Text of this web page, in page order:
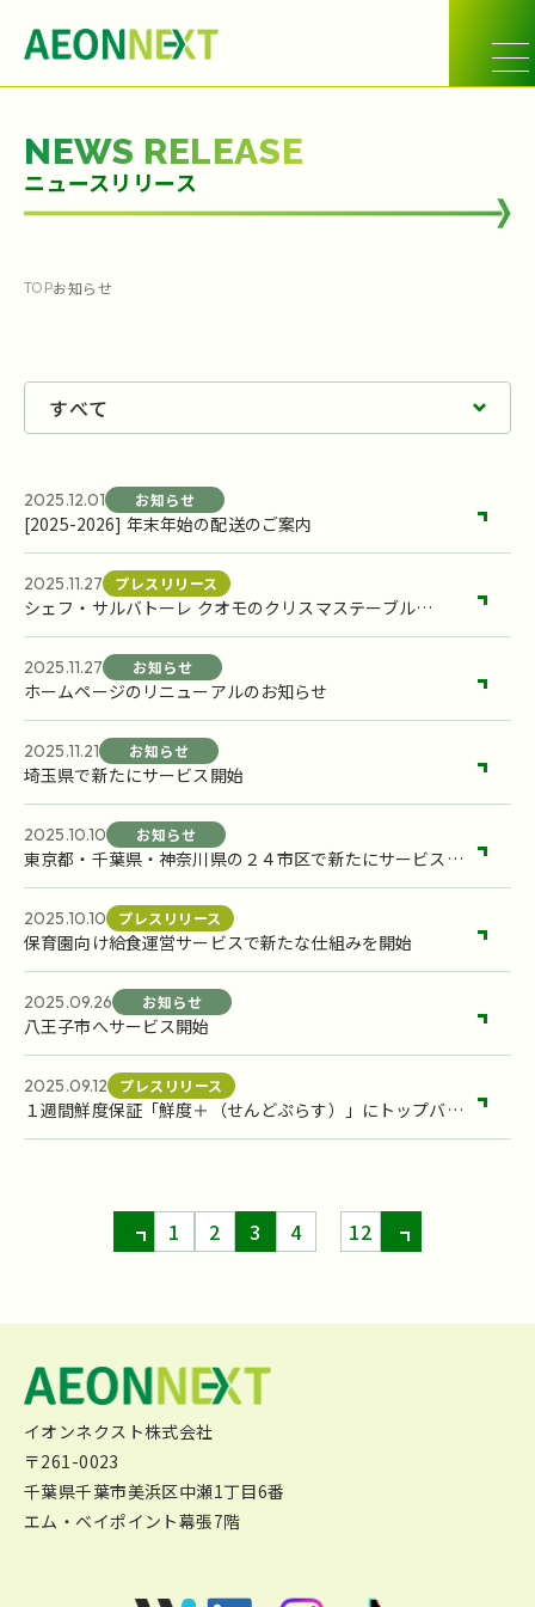
NEWS RELEASE
ニュースリリース
TOPお知らせ
2025.12.01 お知らせ
[2025-2026] 年末年始の配送のご案内
2025.11.27 プレスリリース
シェフ・サルバトーレ クオモのクリスマステーブル
「Natale a Casa(ナターレ カーサ)」を数量限定で発売
2025.11.27 お知らせ
ホームページのリニューアルのお知らせ
2025.11.21 お知らせ
埼玉県で新たにサービス開始
2025.10.10 お知らせ
東京都・千葉県・神奈川県の２４市区で新たにサービス開
始
2025.10.10 プレスリリース
保育園向け給食運営サービスで新たな仕組みを開始
2025.09.26 お知らせ
八王子市へサービス開始
2025.09.12 プレスリリース
１週間鮮度保証「鮮度＋（せんどぷらす）」にトップバリ
ュの商品が初めて登場
1
< 2 3 4 >
12
イオンネクスト株式会社
〒261-0023
千葉県千葉市美浜区中瀬1丁目6番
エム・ベイポイント幕張7階